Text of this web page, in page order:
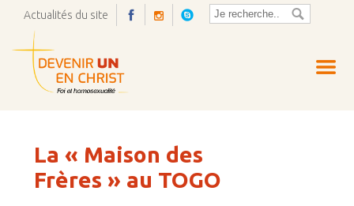
Actualités du site
La « Maison des
Frères » au TOGO